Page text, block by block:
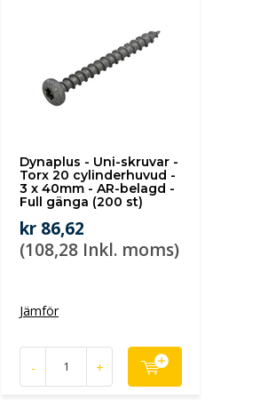
Dynaplus - Uni-skruvar -
Torx 20 cylinderhuvud -
3 x 40mm - AR-belagd -
Full gänga (200 st)
kr 86,62
(108,28 Inkl. moms)
Jämför
- +